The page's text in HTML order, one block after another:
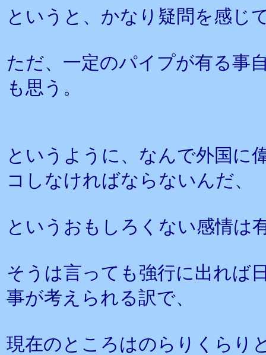
というと、かなり疑問を感じ
ただ、一定のパイプが有る事
も思う。
というように、なんで外国に
コしなければならないんだ、
というおもしろくない感情は
そうは言っても強行に出れば
事が考えられる訳で、
現在のところはのらりくらり